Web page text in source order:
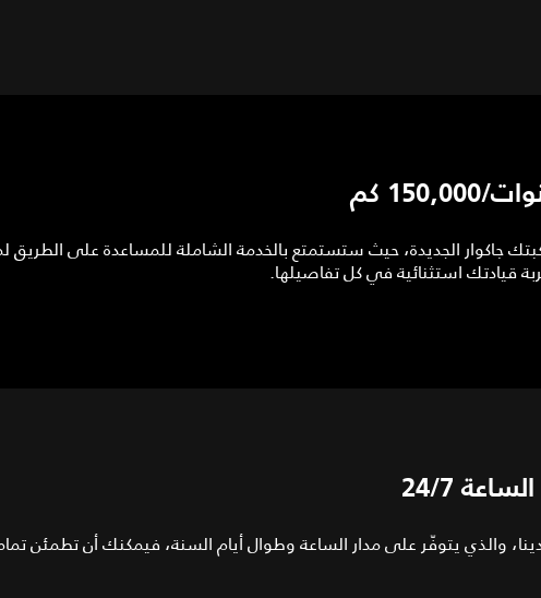
قيادتك استثنائية في كل تفاصيلها.
24/7
والذي يتوفّر على مدار الساعة وطوال أيام السنة، فيمكنك أن تطمئن